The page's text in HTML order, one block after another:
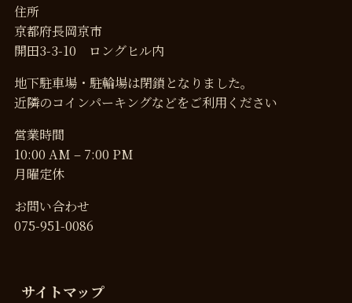
住所
京都府長岡京市
開田3-3-10 ロングヒル内
地下駐車場・駐輪場は閉鎖となりました。
近隣のコインパーキングなどをご利用ください
営業時間
10:00 AM – 7:00 PM
月曜定休
お問い合わせ
075-951-0086
サイトマップ